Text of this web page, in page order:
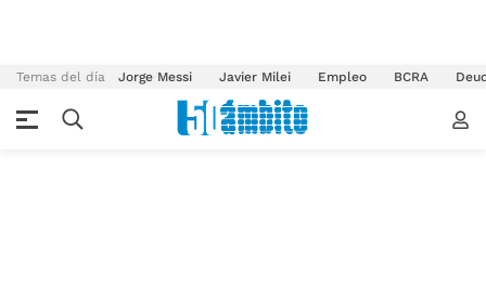
Temas del día Jorge Messi Javier Milei Empleo BCRA